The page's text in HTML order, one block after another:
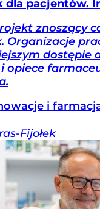
dla pacjentów.
znoszący
Organizacje
dostępie
opiece
i
Fijołek